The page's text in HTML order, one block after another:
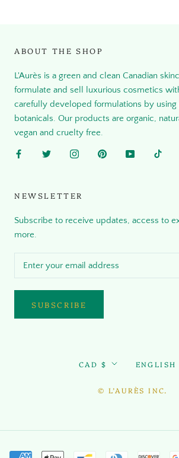
ABOUT THE SHOP
L'Aurès is a green and clean Canadian
formulate and sell luxurious cosmetics
carefully developed formulations by
botanicals. Our products are organic,
vegan and cruelty free.
NEWSLETTER
Subscribe to receive updates, access to
more.
SUBSCRIBE
Currency
CAD $ Language
ENGLISH
© L’AURÈS INC.